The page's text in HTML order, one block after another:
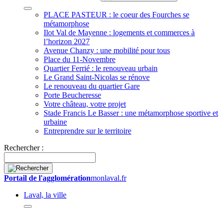
PLACE PASTEUR : le coeur des Fourches se
métamorphose
Ilot Val de Mayenne : logements et commerces à
l’horizon 2027
Avenue Chanzy : une mobilité pour tous
Place du 11-Novembre
Quartier Ferrié : le renouveau urbain
Le Grand Saint-Nicolas se rénove
Le renouveau du quartier Gare
Porte Beucheresse
Votre château, votre projet
Stade Francis Le Basser : une métamorphose sportive et
urbaine
Entreprendre sur le territoire
Rechercher :
Portail de l'agglomérationmonlaval.fr
Laval, la ville